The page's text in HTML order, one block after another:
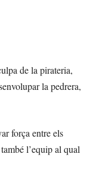
de la pirateria,
la pedrera,
força entre els
l’equip al qual